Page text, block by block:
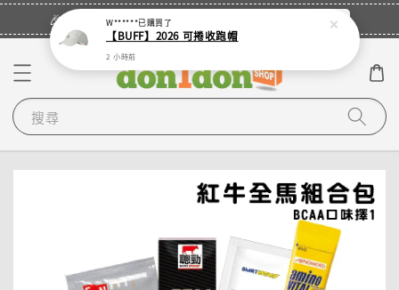
🎉登入會員・領取您的專屬折扣券！ 立即登入
搜尋
W******已購買了
【BUFF】2026 可捲收跑帽
2 小時前